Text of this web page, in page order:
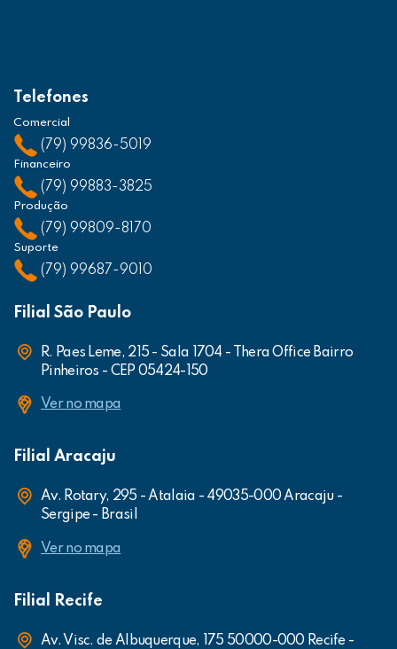
Telefones
Comercial
(79) 99836-5019
Financeiro
(79) 99883-3825
Produção
(79) 99809-8170
Suporte
(79) 99687-9010
Filial São Paulo
R. Paes Leme, 215 - Sala 1704 - Thera Office Bairro
Pinheiros - CEP 05424-150
Ver no mapa
Filial Aracaju
Av. Rotary, 295 - Atalaia - 49035-000 Aracaju -
Sergipe - Brasil
Ver no mapa
Filial Recife
Av. Visc. de Albuquerque, 175 50000-000 Recife -